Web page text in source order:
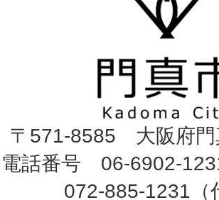
市
Kadoma
City
〒571-8585 大阪府門
電話番号 06-6902-
072-885-1231（